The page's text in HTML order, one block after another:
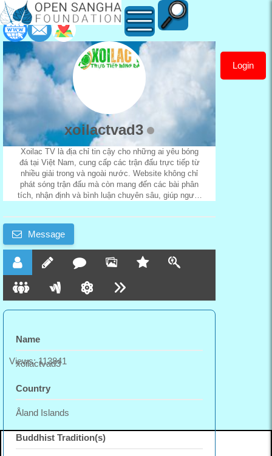
xoilactvad3 Login
xoilactvad3
Xoilac TV là địa chỉ tin cậy cho những ai yêu bóng
đá tại Việt Nam, cung cấp các trận đấu trực tiếp từ
nhiều giải trong và ngoài nước. Website không chỉ
phát sóng trận đấu mà còn mang đến các bài phân
tích, nhận định và bình luận chuyên sâu, giúp người
Website:https://xoilactv.ad/
Message
Name
xoilactvad3
Country
Åland Islands
Buddhist Tradition(s)
Views: 113841